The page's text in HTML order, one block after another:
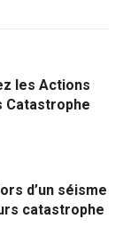
les Actions
Catastrophe
d’un séisme
catastrophe